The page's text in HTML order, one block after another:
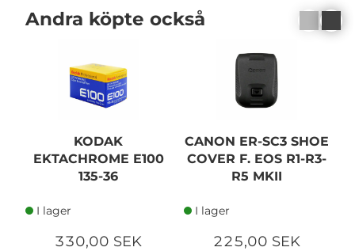
Andra köpte också
KODAK
EKTACHROME E100
135-36
I lager
330,00 SEK
CANON ER-SC3 SHOE
COVER F. EOS R1-R3-
R5 MKII
I lager
225,00 SEK